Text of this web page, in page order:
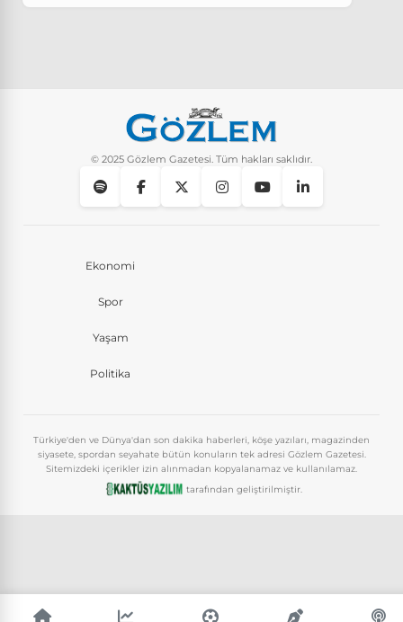
Instagram’da keşfet nasıl temizlenir?
© 2025 Gözlem Gazetesi. Tüm hakları saklıdır.
Ekonomi
Spor
Yaşam
Politika
Türkiye'den ve Dünya'dan son dakika haberleri, köşe yazıları, magazinden
siyasete, spordan seyahate bütün konuların tek adresi Gözlem Gazetesi.
Sitemizdeki içerikler izin alınmadan kopyalanamaz ve kullanılamaz.
tarafından geliştirilmiştir.